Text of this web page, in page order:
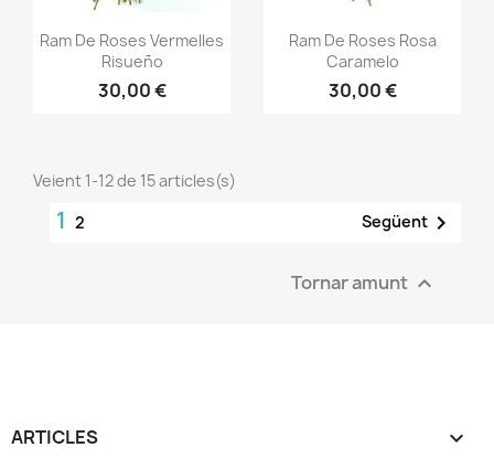
Vista ràpida
Ram De Roses Vermelles
Risueño
30,00 €
Vista ràpida
Ram De Roses Rosa
Caramelo
30,00 €
Veient 1-12 de 15 articles(s)
1 2 Següent 
Tornar amunt 
ARTICLES 